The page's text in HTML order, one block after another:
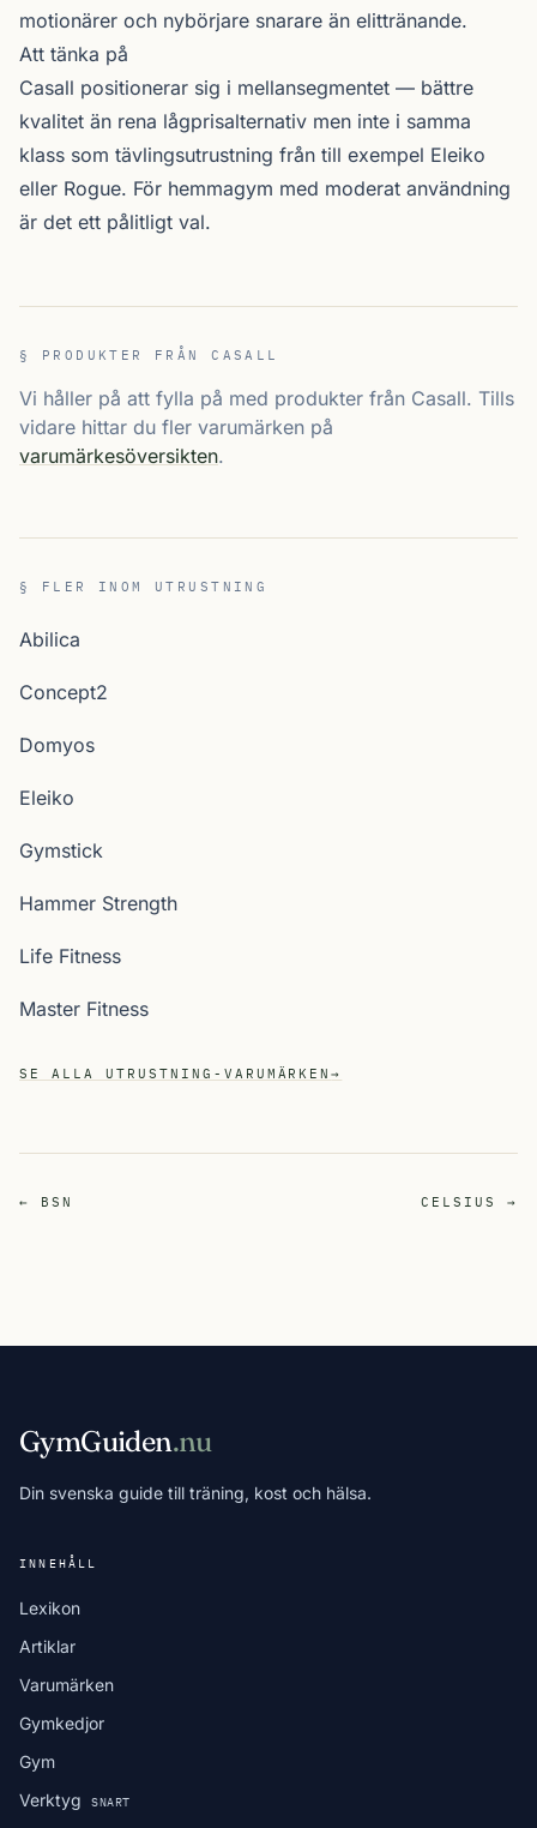
motionärer och nybörjare snarare än elittränande.
Att tänka på
Casall positionerar sig i mellansegmentet — bättre
kvalitet än rena lågprisalternativ men inte i samma
klass som tävlings­utrustning från till exempel Eleiko
eller Rogue. För hemma­gym med moderat användning
är det ett pålitligt val.
§ PRODUKTER FRÅN CASALL
Vi håller på att fylla på med produkter från Casall. Tills
vidare hittar du fler varumärken på
varumärkesöversikten.
§ FLER INOM UTRUSTNING
Abilica
Concept2
Domyos
Eleiko
Gymstick
Hammer Strength
Life Fitness
Master Fitness
SE ALLA UTRUSTNING-VARUMÄRKEN→
← BSN CELSIUS →
GymGuiden.nu
Din svenska guide till träning, kost och hälsa.
INNEHÅLL
Lexikon
Artiklar
Varumärken
Gymkedjor
Gym
Verktyg
SNART